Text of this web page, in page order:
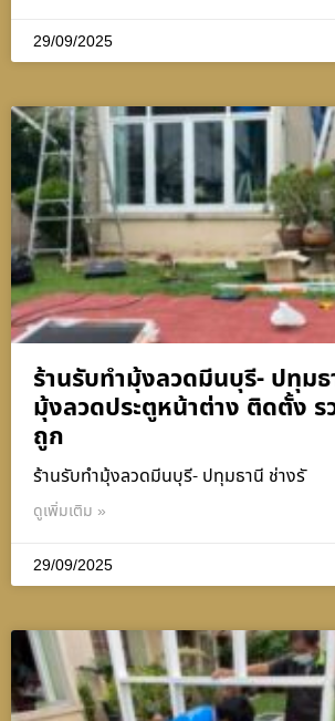
29/09/2025
ร้านรับทำมุ้งลวดมีนบุรี- ปทุมธ
มุ้งลวดประตูหน้าต่าง ติดตั้ง ร
ถูก
ร้านรับทำมุ้งลวดมีนบุรี- ปทุมธานี ช่างรั
ดูเพิ่มเติม »
29/09/2025